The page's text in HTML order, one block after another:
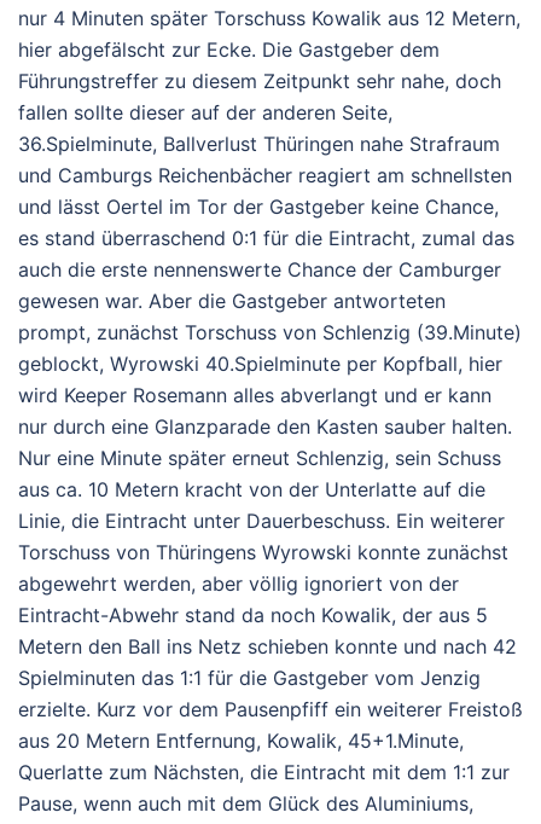
nur 4 Minuten später Torschuss Kowalik aus 12 Metern,
hier abgefälscht zur Ecke. Die Gastgeber dem
Führungstreffer zu diesem Zeitpunkt sehr nahe, doch
fallen sollte dieser auf der anderen Seite,
36.Spielminute, Ballverlust Thüringen nahe Strafraum
und Camburgs Reichenbächer reagiert am schnellsten
und lässt Oertel im Tor der Gastgeber keine Chance,
es stand überraschend 0:1 für die Eintracht, zumal das
auch die erste nennenswerte Chance der Camburger
gewesen war. Aber die Gastgeber antworteten
prompt, zunächst Torschuss von Schlenzig (39.Minute)
geblockt, Wyrowski 40.Spielminute per Kopfball, hier
wird Keeper Rosemann alles abverlangt und er kann
nur durch eine Glanzparade den Kasten sauber halten.
Nur eine Minute später erneut Schlenzig, sein Schuss
aus ca. 10 Metern kracht von der Unterlatte auf die
Linie, die Eintracht unter Dauerbeschuss. Ein weiterer
Torschuss von Thüringens Wyrowski konnte zunächst
abgewehrt werden, aber völlig ignoriert von der
Eintracht-Abwehr stand da noch Kowalik, der aus 5
Metern den Ball ins Netz schieben konnte und nach 42
Spielminuten das 1:1 für die Gastgeber vom Jenzig
erzielte. Kurz vor dem Pausenpfiff ein weiterer Freistoß
aus 20 Metern Entfernung, Kowalik, 45+1.Minute,
Querlatte zum Nächsten, die Eintracht mit dem 1:1 zur
Pause, wenn auch mit dem Glück des Aluminiums,